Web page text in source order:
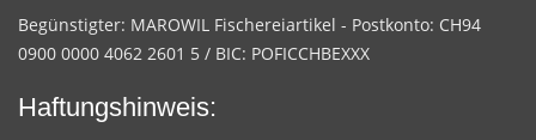
Begünstigter: MAROWIL Fischereiartikel - Postkonto: CH94
0900 0000 4062 2601 5 / BIC: POFICCHBEXXX
Haftungshinweis: